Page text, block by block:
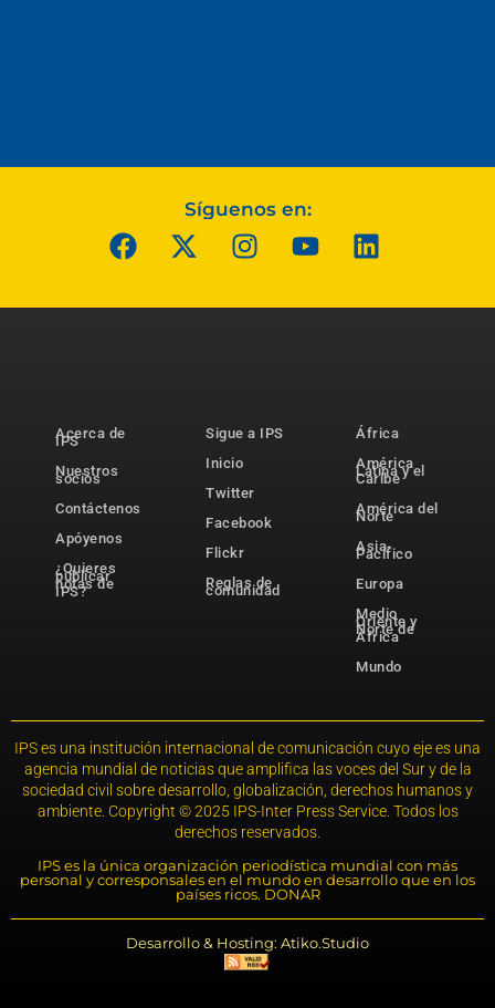
Síguenos en:
Acerca de
IPS
Nuestros
socios
Contáctenos
Apóyenos
¿Quieres
publicar
notas de
IPS?
Sigue a IPS
Inicio
Twitter
Facebook
Flickr
Reglas de
comunidad
África
América
Latina y el
Caribe
América del
Norte
Asia-
Pacífico
Europa
Medio
Oriente y
Norte de
África
Mundo
IPS es una institución internacional de comunicación cuyo eje es una
agencia mundial de noticias que amplifica las voces del Sur y de la
sociedad civil sobre desarrollo, globalización, derechos humanos y
ambiente. Copyright © 2025 IPS-Inter Press Service. Todos los
derechos reservados.
IPS es la única organización periodística mundial con más
personal y corresponsales en el mundo en desarrollo que en los
países ricos. DONAR
Desarrollo & Hosting: Atiko.Studio